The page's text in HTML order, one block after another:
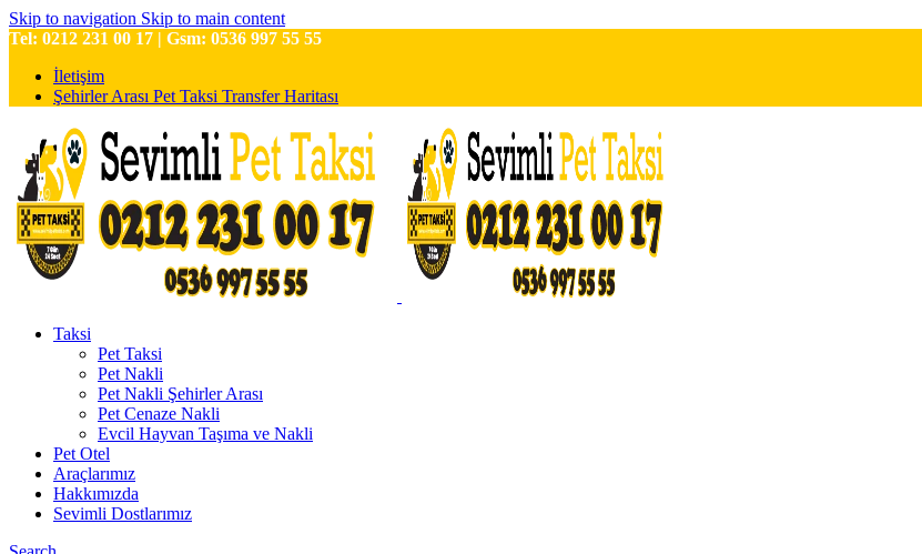
Skip to navigation Skip to main content
Tel: 0212 231 00 17 | Gsm: 0536 997 55 55
İletişim
Şehirler Arası Pet Taksi Transfer Haritası
Taksi
Pet Taksi
Pet Nakli
Pet Nakli Şehirler Arası
Pet Cenaze Nakli
Evcil Hayvan Taşıma ve Nakli
Pet Otel
Araçlarımız
Hakkımızda
Sevimli Dostlarımız